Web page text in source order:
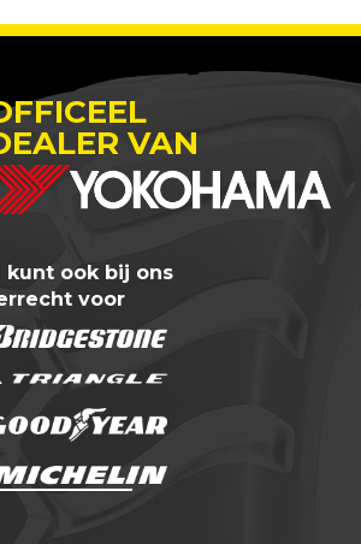
VAN
kunt ook bij ons
voor